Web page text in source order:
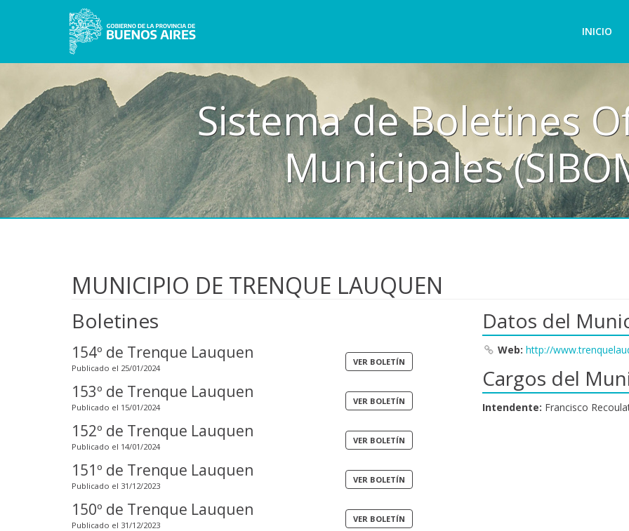
INICIO
Sistema de Boletines
Municipales
MUNICIPIO DE TRENQUE LAUQUEN
Boletines
154º de Trenque Lauquen
Publicado el 25/01/2024
153º de Trenque Lauquen
Publicado el 15/01/2024
152º de Trenque Lauquen
Publicado el 14/01/2024
151º de Trenque Lauquen
Publicado el 31/12/2023
150º de Trenque Lauquen
Publicado el 31/12/2023
Datos del
Web: http://
Cargos del
Intendente: Francisco